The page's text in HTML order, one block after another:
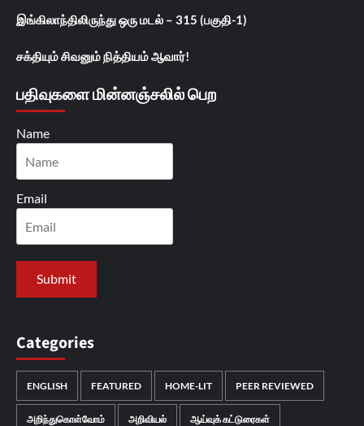
இங்கிலாந்திலிருந்து ஒரு மடல் – 315 (பகுதி-1)
சக்தியும் சிவனும் நித்தியம் ஆவார்!
பதிவுகளை மின்னஞ்சலில் பெற
Name
Email
Categories
ENGLISH FEATURED HOME-LIT PEER REVIEWED
அறிந்துகொள்வோம் அறிவியல் ஆய்வுக் கட்டுரைகள்